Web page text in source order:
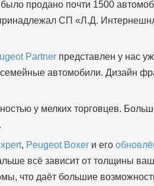
продано почти 1500
СП «Л.Д.
Partner представлен у нас
автомобили. Дизайн
у мелких торговцев.
, Peugeot Boxer и его
всё зависит от толщины
что даёт большие